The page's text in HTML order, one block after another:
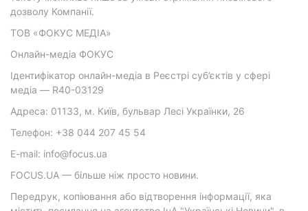
дозволу Компанії.
ТОВ «ФОКУС МЕДІА»
Онлайн-медіа ФОКУС
Ідентифікатор онлайн-медіа в Реєстрі суб’єктів у сфері
медіа — R40-03129
Адреса: 01133, м. Київ, бульвар Лесі Українки, 26
Телефон: +38 044 207 45 54
E-mail: info@focus.ua
FOCUS.UA — більше ніж просто новини.
Передрук, копіювання або відтворення інформації, яка